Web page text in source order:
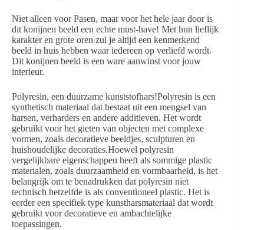
Niet alleen voor Pasen, maar voor het hele jaar door is
dit konijnen beeld een echte must-have! Met hun lieflijk
karakter en grote oren zul je altijd een kenmerkend
beeld in huis hebben waar iedereen op verliefd wordt.
Dit konijnen beeld is een ware aanwinst voor jouw
interieur.
Polyresin, een duurzame kunststofhars!Polyresin is een
synthetisch materiaal dat bestaat uit een mengsel van
harsen, verharders en andere additieven. Het wordt
gebruikt voor het gieten van objecten met complexe
vormen, zoals decoratieve beeldjes, sculpturen en
huishoudelijke decoraties.Hoewel polyresin
vergelijkbare eigenschappen heeft als sommige plastic
materialen, zoals duurzaamheid en vormbaarheid, is het
belangrijk om te benadrukken dat polyresin niet
technisch hetzelfde is als conventioneel plastic. Het is
eerder een specifiek type kunstharsmateriaal dat wordt
gebruikt voor decoratieve en ambachtelijke
toepassingen.